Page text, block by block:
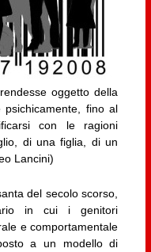
oggetto della
psichicamente, fino al
con le ragioni
di una figlia, di un
Lancini)
del secolo scorso,
in cui i genitori
e comportamentale
a un modello di